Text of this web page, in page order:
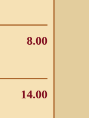
8.00
14.00